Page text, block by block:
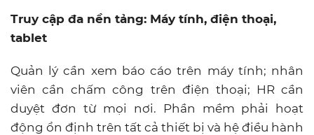
Truy cập đa nền tảng: Máy tính, điện thoại,
tablet
Quản lý cần xem báo cáo trên máy tính; nhân
viên cần chấm công trên điện thoại; HR cần
duyệt đơn từ mọi nơi. Phần mềm phải hoạt
động ổn định trên tất cả thiết bị và hệ điều hành